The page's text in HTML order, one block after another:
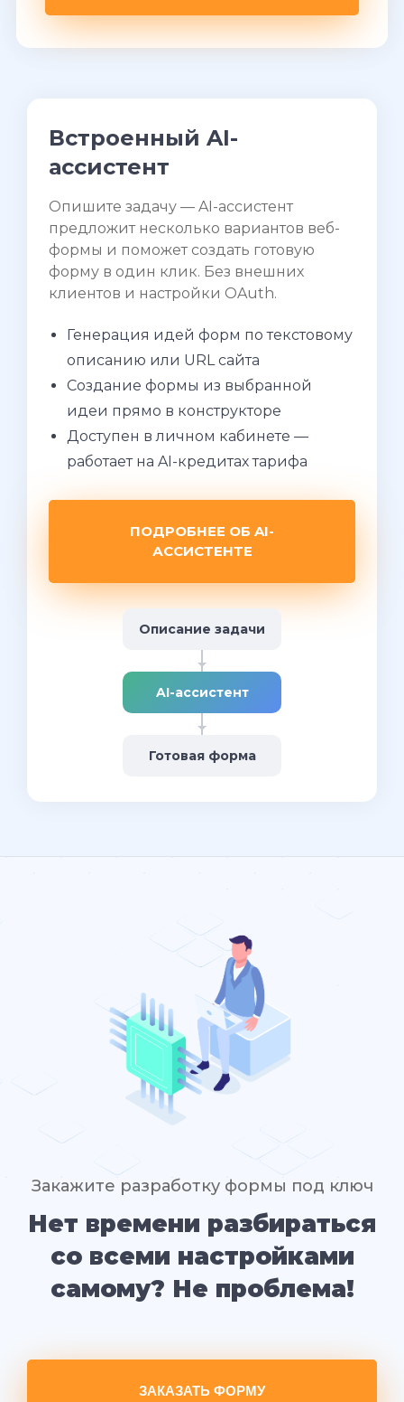
Встроенный AI-
ассистент
Опишите задачу — AI-ассистент
предложит несколько вариантов веб-
формы и поможет создать готовую
форму в один клик. Без внешних
клиентов и настройки OAuth.
Генерация идей форм по текстовому
описанию или URL сайта
Создание формы из выбранной
идеи прямо в конструкторе
Доступен в личном кабинете —
работает на AI-кредитах тарифа
ПОДРОБНЕЕ ОБ AI-
АССИСТЕНТЕ
Описание задачи
AI-ассистент
Готовая форма
Закажите разработку формы под ключ
Нет времени разбираться
со всеми настройками
самому? Не проблема!
ЗАКАЗАТЬ ФОРМУ